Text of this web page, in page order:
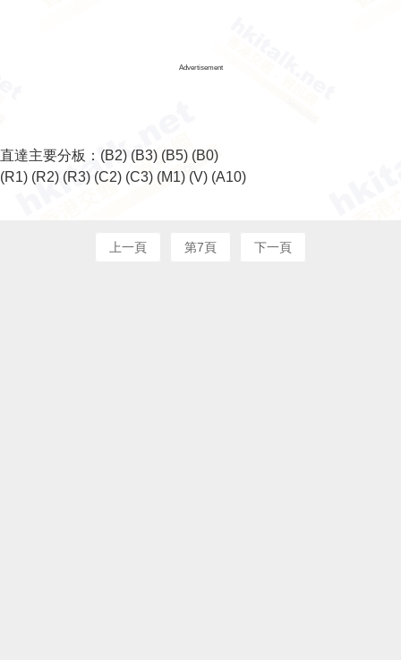
Advertisement
直達主要分板： (B2) (B3) (B5) (B0)
(R1) (R2) (R3) (C2) (C3) (M1) (V) (A10)
上一頁 第7頁 下一頁